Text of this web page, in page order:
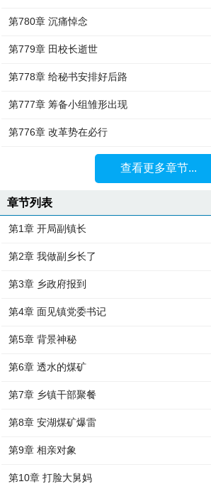
第780章 沉痛悼念
第779章 田校长逝世
第778章 给秘书安排好后路
第777章 筹备小组雏形出现
第776章 改革势在必行
查看更多章节...
章节列表
第1章 开局副镇长
第2章 我做副乡长了
第3章 乡政府报到
第4章 面见镇党委书记
第5章 背景神秘
第6章 透水的煤矿
第7章 乡镇干部聚餐
第8章 安湖煤矿爆雷
第9章 相亲对象
第10章 打脸大舅妈